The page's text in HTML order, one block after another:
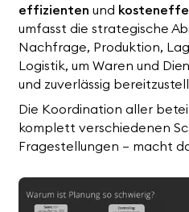
effizienten und
umfasst die strategische
Nachfrage, Produktion,
Logistik, um Waren und
und zuverlässig
Die Koordination aller
komplett verschiedenen
Fragestellungen – macht